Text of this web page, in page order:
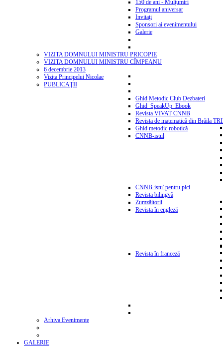
150 de ani - Mulțumiri
Programul aniversar
Invitaţi
Sponsori ai evenimentului
Galerie
VIZITA DOMNULUI MINISTRU PRICOPIE
VIZITA DOMNULUI MINISTRU CÎMPEANU
6 decembrie 2013
Vizita Principelui Nicolae
PUBLICAŢII
Ghid Metodic Club Dezbateri
Ghid_SpeakUp_Ebook
Revista VIVAT CNNB
Revista de matematică din Brăila
Ghid metodic robotică
CNNB-istul
CNNB-istu' pentru pici
Revista bilingvă
Zumzăitorii
Revista în engleză
Revista în franceză
Arhiva Evenimente
GALERIE